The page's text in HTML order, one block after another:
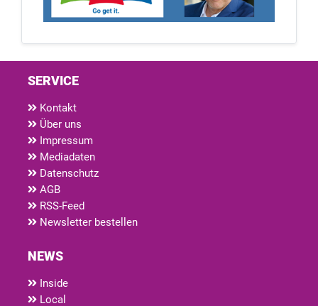
SERVICE
Kontakt
Über uns
Impressum
Mediadaten
Datenschutz
AGB
RSS-Feed
Newsletter bestellen
NEWS
Inside
Local